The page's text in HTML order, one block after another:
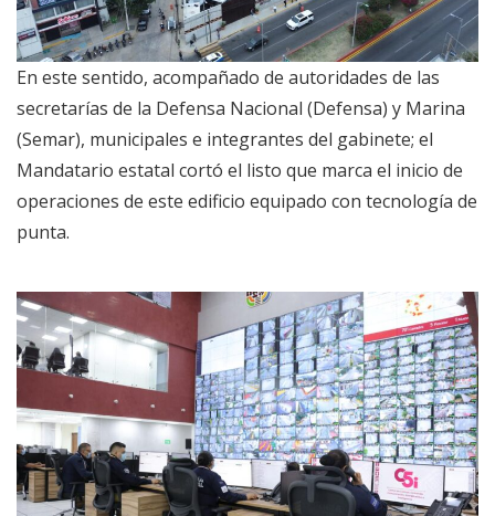
En este sentido, acompañado de autoridades de las
secretarías de la Defensa Nacional (Defensa) y Marina
(Semar), municipales e integrantes del gabinete; el
Mandatario estatal cortó el listo que marca el inicio de
operaciones de este edificio equipado con tecnología de
punta.